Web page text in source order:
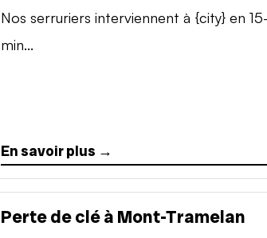
Nos serruriers interviennent à {city} en
min...
En savoir plus →
Perte de clé à Mont-Tramelan